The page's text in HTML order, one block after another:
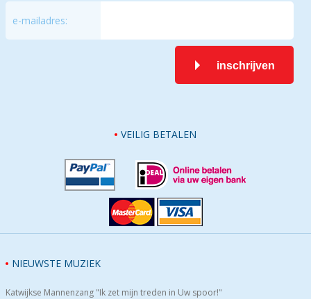
e-mailadres:
inschrijven
VEILIG BETALEN
NIEUWSTE MUZIEK
Katwijkse Mannenzang "Ik zet mijn treden in Uw spoor!"